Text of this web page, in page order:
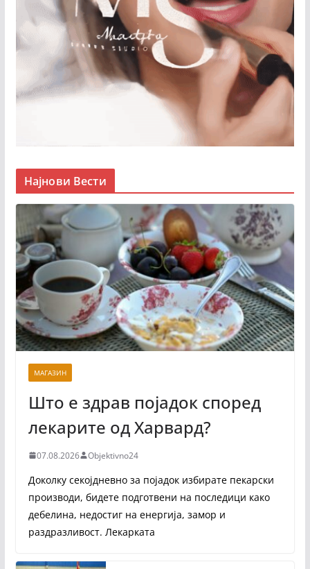
Најнови Вести
МАГАЗИН
Што е здрав појадок според
лекарите од Харвард?
07.08.2026 Objektivno24
Доколку секојдневно за појадок избирате пекарски
производи, бидете подготвени на последици како
дебелина, недостиг на енергија, замор и
раздразливост. Лекарката